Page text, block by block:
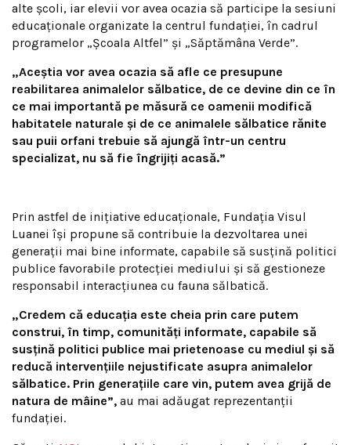
alte școli, iar elevii vor avea ocazia să participe la sesiuni
educaționale organizate la centrul fundației, în cadrul
programelor „Școala Altfel” și „Săptămâna Verde”.
„Aceştia vor avea ocazia să afle ce presupune
reabilitarea animalelor sălbatice, de ce devine din ce în
ce mai importantă pe măsură ce oamenii modifică
habitatele naturale şi de ce animalele sălbatice rănite
sau puii orfani trebuie să ajungă într-un centru
specializat, nu să fie îngrijiţi acasă.”
Prin astfel de inițiative educaționale, Fundația Visul
Luanei își propune să contribuie la dezvoltarea unei
generații mai bine informate, capabile să susțină politici
publice favorabile protecției mediului și să gestioneze
responsabil interacțiunea cu fauna sălbatică.
„Credem că educaţia este cheia prin care putem
construi, în timp, comunităţi informate, capabile să
susţină politici publice mai prietenoase cu mediul şi să
reducă intervenţiile nejustificate asupra animalelor
sălbatice. Prin generaţiile care vin, putem avea grijă de
natura de mâine”, au mai adăugat reprezentanții
fundației.